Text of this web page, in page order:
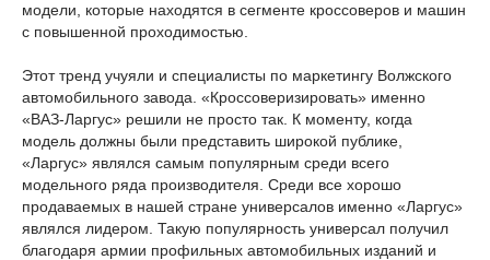
модели, которые находятся в сегменте кроссоверов и машин
с повышенной проходимостью.
Этот тренд учуяли и специалисты по маркетингу Волжского
автомобильного завода. «Кроссоверизировать» именно
«ВАЗ-Ларгус» решили не просто так. К моменту, когда
модель должны были представить широкой публике,
«Ларгус» являлся самым популярным среди всего
модельного ряда производителя. Среди все хорошо
продаваемых в нашей стране универсалов именно «Ларгус»
являлся лидером. Такую популярность универсал получил
благодаря армии профильных автомобильных изданий и